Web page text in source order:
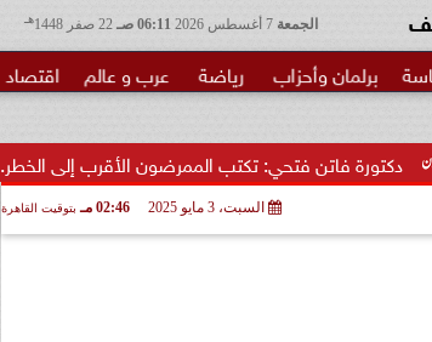
الجمعة 06:11 صـ هـ
برلمان وأحزاب رياضة عرب و عالم اقتصاد
فتحي: تكتب الممرضون الأقرب إلى الخطر.. شكرا وزير...
السبت، 3 مايو 2025 02:46 مـ بتوقيت القاهرة